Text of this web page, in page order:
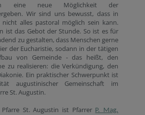
eine neue Möglichkeit der
Wir sind uns bewusst, dass in
alles pastoral möglich sein kann.
ist das Gebot der Stunde. So ist es für
zu gestalten, dass Menschen gerne
der Eucharistie, sodann in der tätigen
von Gemeinde - das heißt, den
zu realisieren: die Verkündigung, den
Ein praktischer Schwerpunkt ist
augustinischer Gemeinschaft im
St. Augustin.
St. Augustin ist Pfarrer P. Mag.